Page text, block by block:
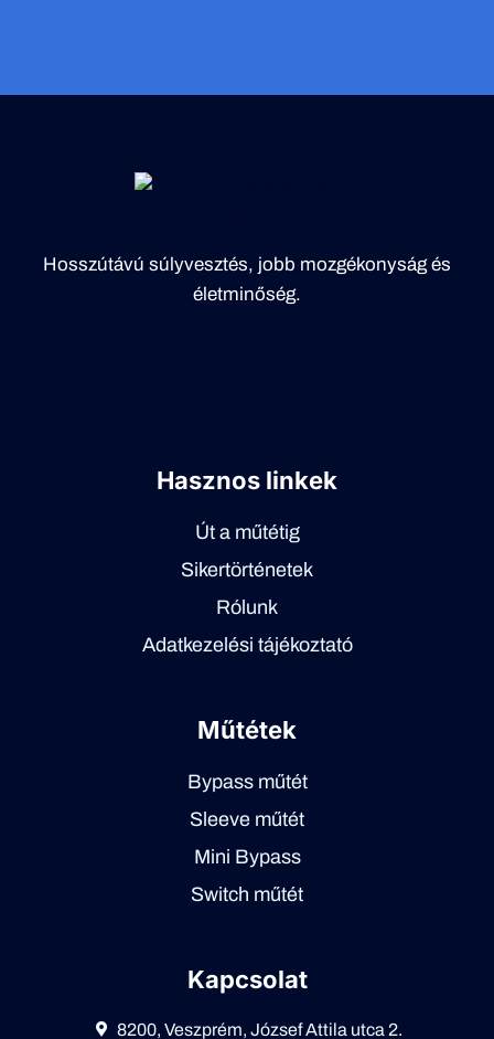
Hosszútávú súlyvesztés, jobb mozgékonyság és
életminőség.
Hasznos linkek
Út a műtétig
Sikertörténetek
Rólunk
Adatkezelési tájékoztató
Műtétek
Bypass műtét
Sleeve műtét
Mini Bypass
Switch műtét
Kapcsolat
8200, Veszprém, József Attila utca 2.